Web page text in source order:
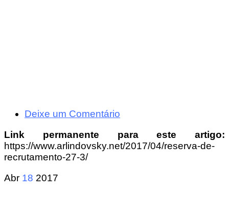
Deixe um Comentário
Link permanente para este artigo:
https://www.arlindovsky.net/2017/04/reserva-de-
recrutamento-27-3/
Abr 18 2017